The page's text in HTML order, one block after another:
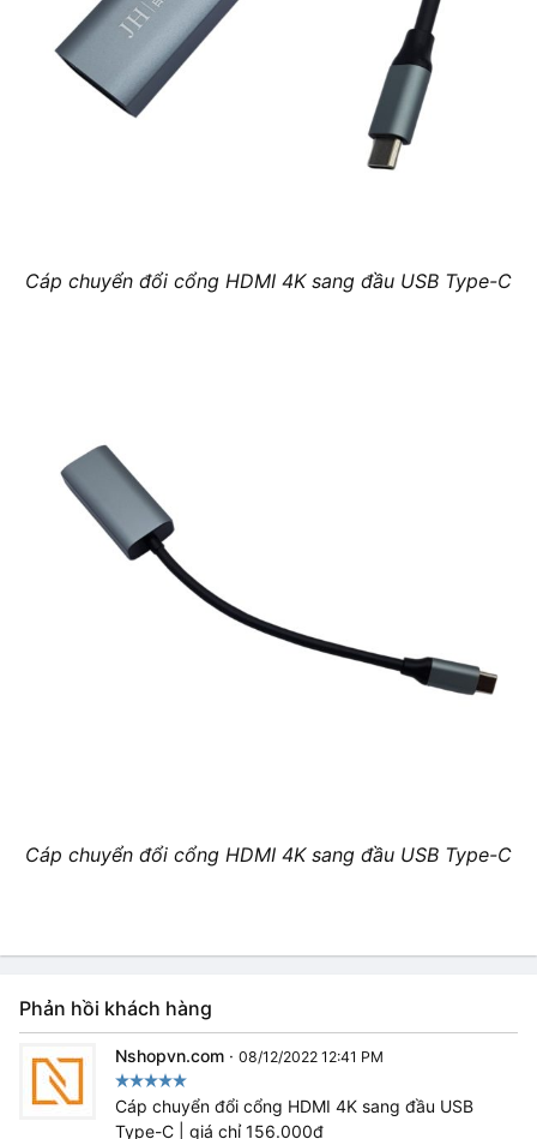
Cáp chuyển đổi cổng HDMI 4K sang đầu USB Type-C
Cáp chuyển đổi cổng HDMI 4K sang đầu USB Type-C
Phản hồi khách hàng
Nshopvn.com · 08/12/2022 12:41 PM
Cáp chuyển đổi cổng HDMI 4K sang đầu USB
Type-C | giá chỉ 156.000₫